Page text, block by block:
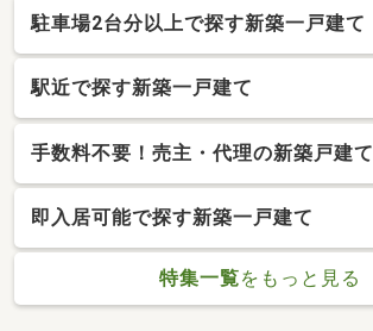
駐車場2台分以上で探す新築一戸建て
駅近で探す新築一戸建て
手数料不要！売主・代理の新築戸建て
即入居可能で探す新築一戸建て
特集一覧をもっと見る